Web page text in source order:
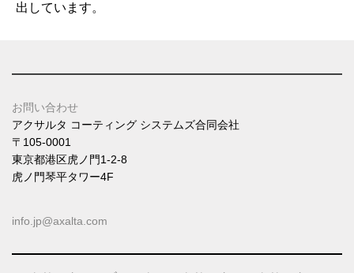
出しています。
お問い合わせ
アクサルタ コーティング システムズ合同会社
〒105-0001
東京都港区虎ノ門1-2-8
虎ノ門琴平タワー4F
info.jp@axalta.com